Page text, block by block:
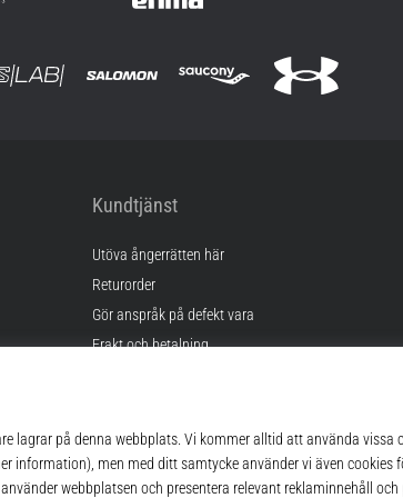
Kundtjänst
Utöva ångerrätten här
Returorder
Gör anspråk på defekt vara
Frakt och betalning
FAQ
Sekretesspolicy